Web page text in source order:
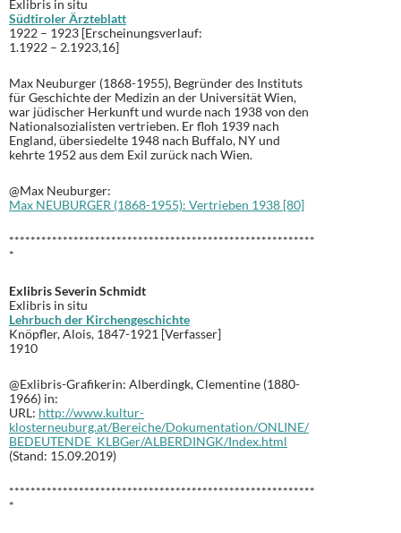
Exlibris in situ
Südtiroler Ärzteblatt
1922 – 1923 [Erscheinungsverlauf:
1.1922 – 2.1923,16]
Max Neuburger (1868-1955), Begründer des Instituts
für Geschichte der Medizin an der Universität Wien,
war jüdischer Herkunft und wurde nach 1938 von den
Nationalsozialisten vertrieben. Er floh 1939 nach
England, übersiedelte 1948 nach Buffalo, NY und
kehrte 1952 aus dem Exil zurück nach Wien.
@Max Neuburger:
Max NEUBURGER (1868-1955): Vertrieben 1938 [80]
*********************************************************
*
Exlibris Severin Schmidt
Exlibris in situ
Lehrbuch der Kirchengeschichte
Knöpfler, Alois, 1847-1921 [Verfasser]
1910
@Exlibris-Grafikerin: Alberdingk, Clementine (1880-
1966) in:
URL: http://www.kultur-
klosterneuburg.at/Bereiche/Dokumentation/ONLINE/
BEDEUTENDE_KLBGer/ALBERDINGK/Index.html
(Stand: 15.09.2019)
*********************************************************
*